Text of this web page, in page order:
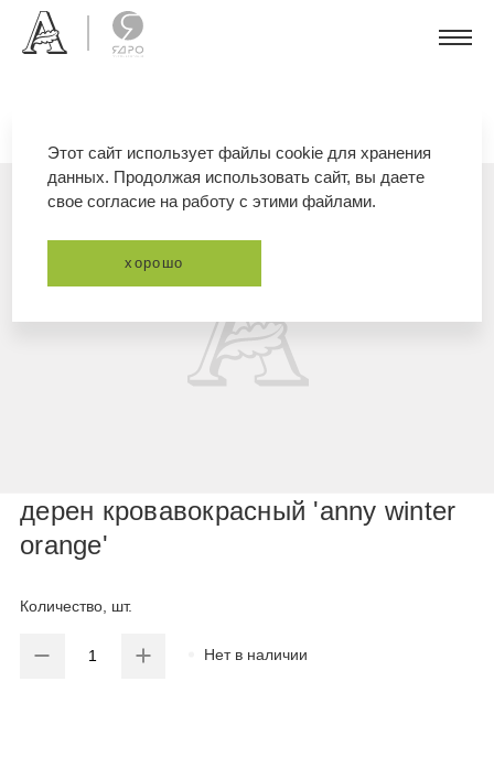
дерен кровавокрасный 'anny winter
orange'
Количество, шт.
Нет в наличии
Этот сайт использует файлы cookie для хранения
данных. Продолжая использовать сайт, вы даете
свое согласие на работу с этими файлами.
хорошо